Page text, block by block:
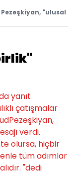
"ulusal
yanıt
çatışmalar
verdi.
olursa, hiçbir
tüm adımlar
"dedi